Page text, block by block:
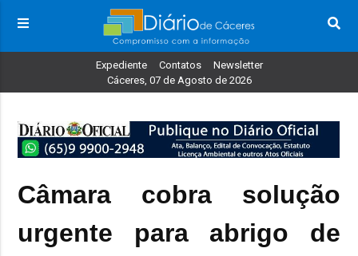
Expediente Contatos
Newsletter
Cáceres, 07 de Agosto de 2026
Câmara cobra solução
urgente para abrigo de